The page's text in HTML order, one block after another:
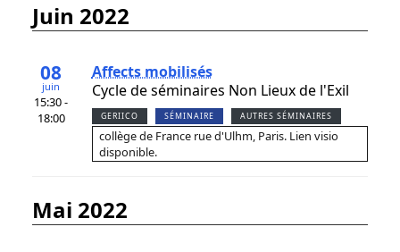
juin 2022
08
juin
15:30 -
18:00
Affects mobilisés
Cycle de séminaires Non Lieux de l'Exil
GERIICO SÉMINAIRE AUTRES SÉMINAIRES
collège de France rue d'Ulhm, Paris. Lien visio
disponible.
mai 2022